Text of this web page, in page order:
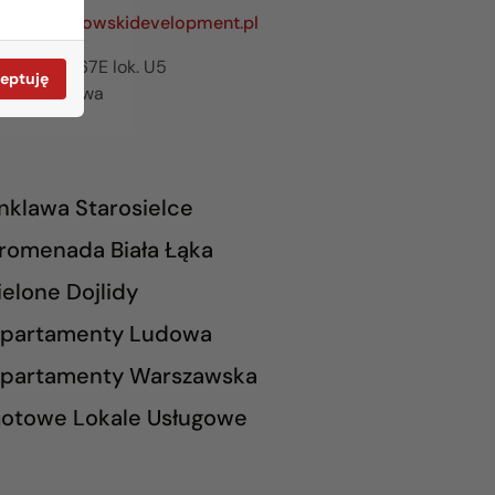
67E lok. U5
Warszawa
Starosielce
Biała Łąka
Dojlidy
Ludowa
Warszawska
Lokale Usługowe